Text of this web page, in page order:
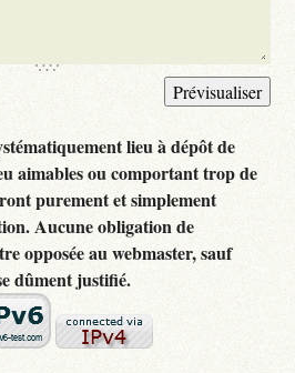
lieu à dépôt de
aimables ou comportant trop de
purement et simplement
Aucune obligation de
opposée au webmaster, sauf
dûment justifié.